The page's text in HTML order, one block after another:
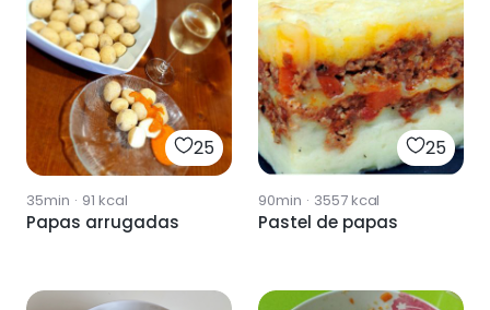
25
35min · 91 kcal
Papas arrugadas
25
90min · 3557kcal
Pastel de papas